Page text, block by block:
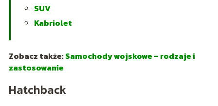
SUV
Kabriolet
Zobacz także:Samochody wojskowe – rodzaje i
zastosowanie
Hatchback